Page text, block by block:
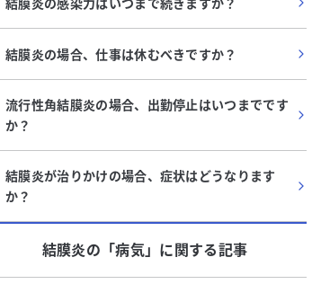
結膜炎の場合、仕事は休むべきですか？
流行性角結膜炎の場合、出勤停止はいつまでです
か？
結膜炎が治りかけの場合、症状はどうなります
か？
結膜炎の「病気」に関する記事